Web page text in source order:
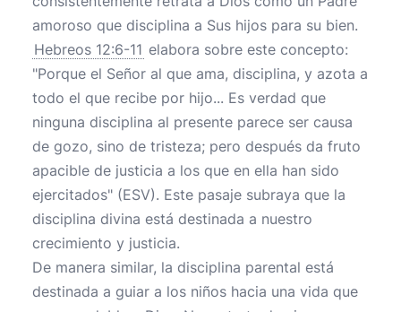
amoroso que disciplina a Sus hijos para su bien.
Hebreos 12:6-11 elabora sobre este concepto:
"Porque el Señor al que ama, disciplina, y azota a
todo el que recibe por hijo... Es verdad que
ninguna disciplina al presente parece ser causa
de gozo, sino de tristeza; pero después da fruto
apacible de justicia a los que en ella han sido
ejercitados" (ESV). Este pasaje subraya que la
disciplina divina está destinada a nuestro
crecimiento y justicia.
De manera similar, la disciplina parental está
destinada a guiar a los niños hacia una vida que